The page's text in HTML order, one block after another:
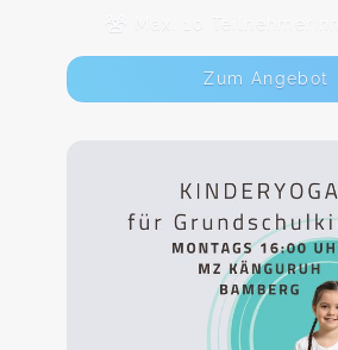
Max. 10
Zum Angebot